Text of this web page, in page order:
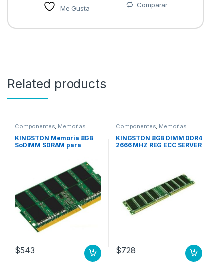
Me Gusta Comparar
Related products
Componentes Memorias
KINGSTON Memoria 8GB
SoDIMM SDRAM para
1.20V, No ECC, sin búfer,
260 pin 2666MHZ NON ECC
$543
Componentes Memorias
KINGSTON 8GB DIMM DDR4
2666 MHZ REG ECC SERVER
$728